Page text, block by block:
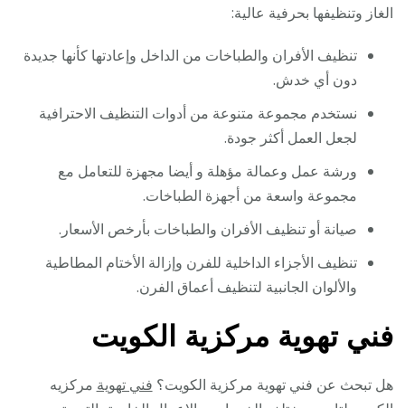
الغاز وتنظيفها بحرفية عالية:
تنظيف الأفران والطباخات من الداخل وإعادتها كأنها جديدة
دون أي خدش.
نستخدم مجموعة متنوعة من أدوات التنظيف الاحترافية
لجعل العمل أكثر جودة.
ورشة عمل وعمالة مؤهلة و أيضا مجهزة للتعامل مع
مجموعة واسعة من أجهزة الطباخات.
صيانة أو تنظيف الأفران والطباخات بأرخص الأسعار.
تنظيف الأجزاء الداخلية للفرن وإزالة الأختام المطاطية
والألوان الجانبية لتنظيف أعماق الفرن.
فني تهوية مركزية الكويت
هل تبحث عن فني تهوية مركزية الكويت؟ فني تهوية مركزيه